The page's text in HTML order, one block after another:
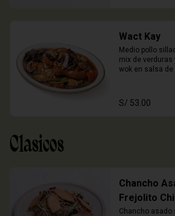
Wact Kay
Medio pollo
mix de verduras
wok en salsa de
S/ 53.00
Clasicos
Chancho
Frejolito
Chancho asado